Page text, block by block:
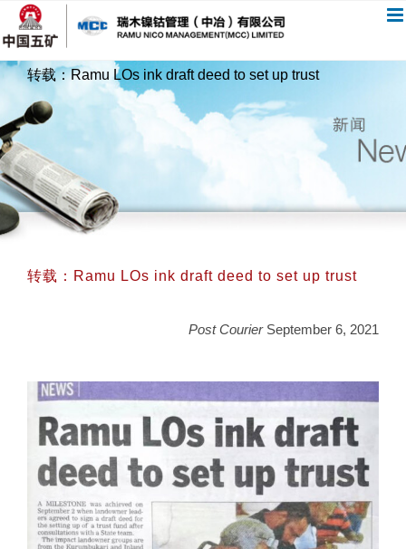
过
内
转载：Ramu LOs ink draft deed to set up trust
转载：Ramu LOs ink draft deed to set up trust
Post CourierSeptember 6, 2021